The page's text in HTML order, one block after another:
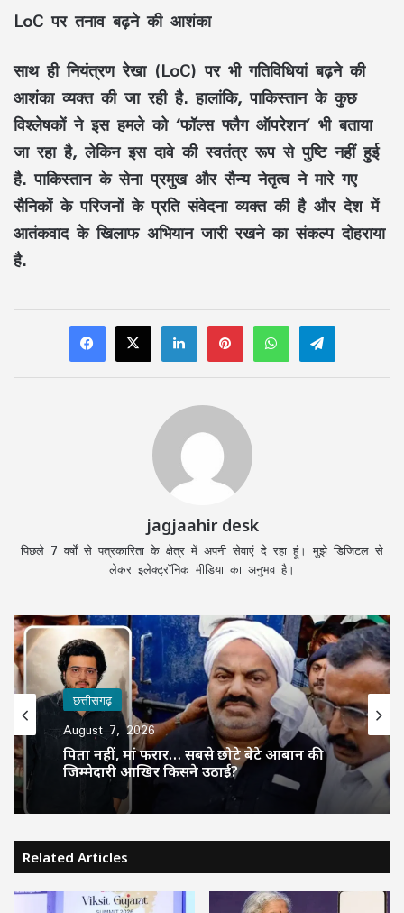
LoC पर तनाव बढ़ने की आशंका
साथ ही नियंत्रण रेखा (LoC) पर भी गतिविधियां बढ़ने की
आशंका व्यक्त की जा रही है. हालांकि, पाकिस्तान के कुछ
विश्लेषकों ने इस हमले को ‘फॉल्स फ्लैग ऑपरेशन’ भी बताया
जा रहा है, लेकिन इस दावे की स्वतंत्र रूप से पुष्टि नहीं हुई
है. पाकिस्तान के सेना प्रमुख और सैन्य नेतृत्व ने मारे गए
सैनिकों के परिजनों के प्रति संवेदना व्यक्त की है और देश में
आतंकवाद के खिलाफ अभियान जारी रखने का संकल्प दोहराया
है.
LinkedInPinterestWhatsAppTelegram
jagjaahir desk
पिछले 7 वर्षों से पत्रकारिता के क्षेत्र में अपनी सेवाएं दे रहा हूं। मुझे डिजिटल से
लेकर इलेक्ट्रॉनिक मीडिया का अनुभव है।
छत्तीसगढ़
August 7, 2026
पिता नहीं, मां फरार… सबसे छोटे बेटे आबान की
जिम्मेदारी आखिर किसने उठाई?
Related Articles